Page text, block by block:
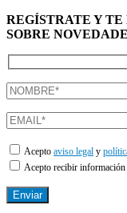
REGÍSTRATE Y
SOBRE
Acepto aviso legal y
Acepto recibir información